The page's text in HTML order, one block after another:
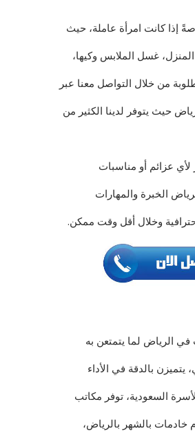
إذا كانت امرأة عاملة، حيث
غسل الملابس وكيها،
من خلال التواصل معنا عبر
حيث يتوفر لدينا الكثير من
عزائم أو مناسبات
الخبرة والمهارات
وخلال أقل وقت ممكن.
في الرياض لما يتمتعن به
بالدقة في الأداء
السعودية، توفر مكاتب
خادمات بالشهر بالرياض،